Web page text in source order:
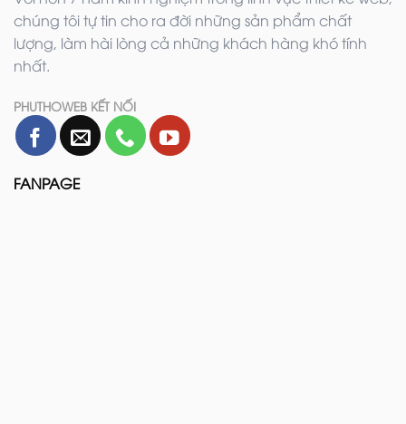
chúng tôi tự tin cho ra đời những sản phẩm chất
lượng, làm hài lòng cả những khách hàng khó tính
nhất.
PHUTHOWEB KẾT NỐI
FANPAGE